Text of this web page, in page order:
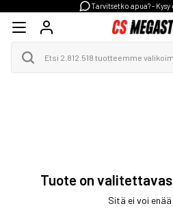
Tarvitsetko apua? -
Tuote on
Sitä ei voi